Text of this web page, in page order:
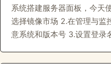
系统搭建服务器面板，今天
选择镜像市场 2.在管理与监
意系统和版本号 3.设置登录